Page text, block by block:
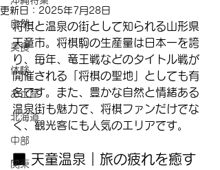
自然
美食
体験
お土産
北海道
中部
関東
更新日： 2025年7月28日
将棋と温泉の街として知られる山形県
天童市。将棋駒の生産量は日本一を誇
り、毎年、竜王戦などのタイトル戦が
開催される「将棋の聖地」としても有
名です。また、豊かな自然と情緒ある
温泉街も魅力で、将棋ファンだけでな
く、観光客にも人気のエリアです。
■ 天童温泉｜旅の疲れを癒す